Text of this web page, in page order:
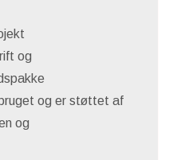
og
og er støttet af
og